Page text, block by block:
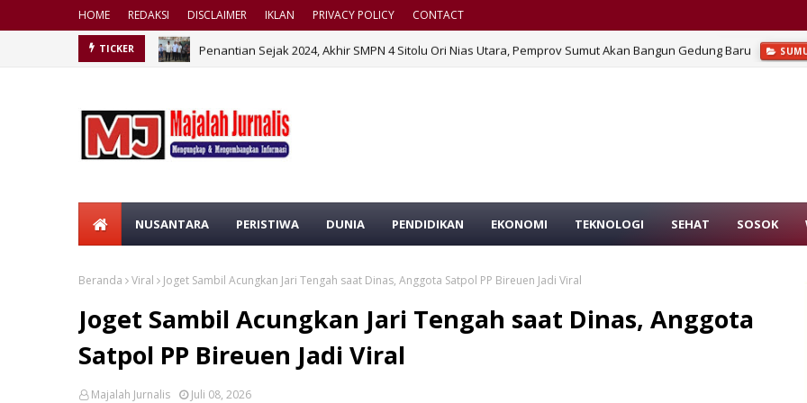
HOME REDAKSI DISCLAIMER IKLAN PRIVACY POLICY CONTACT
TICKER Penantian Sejak 2024, Akhir SMPN 4 Sitolu Ori Nias Utara, Pemprov Sumut Akan Bangun Gedung Baru
NUSANTARA PERISTIWA DUNIA PENDIDIKAN EKONOMI TEKNOLOGI SEHAT SOSOK
Beranda Viral Joget Sambil Acungkan Jari Tengah saat Dinas, Anggota Satpol PP Bireuen Jadi Viral
Joget Sambil Acungkan Jari Tengah saat Dinas, Anggota
Satpol PP Bireuen Jadi Viral
Majalah Jurnalis Juli 08, 2026